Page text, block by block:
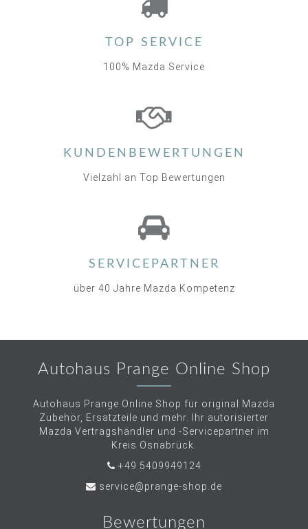
TOP SERVICE
100% Mazda Service
KUNDENBEWERTUNGEN
Vielzahl an Top Bewertungen
SERVICEPARTNER
über 40 Jahre Mazda Kompetenz
Autohaus Prange Online Shop
Autohaus Prange Online Shop für original Mazda
Zubehör, Ersatzteile und mehr. Ihr autorisierter
Mazda Vertragshändler und -Servicepartner im
Kreis Osnabrück.
+49 5409949124
service@prange-shop.de
Bewertungen